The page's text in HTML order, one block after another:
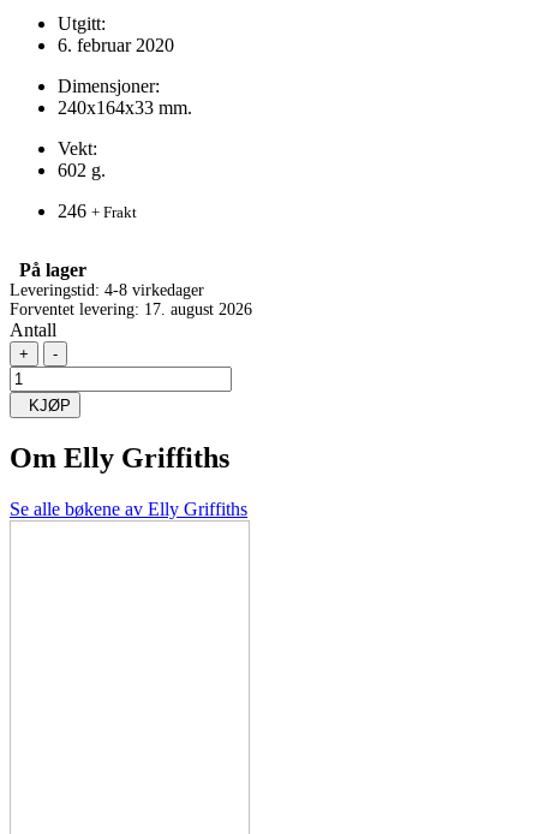
Utgitt:
6. februar 2020
Dimensjoner:
240x164x33 mm.
Vekt:
602 g.
246 + Frakt
På lager
Leveringstid: 4-8 virkedager
Forventet levering: 17. august 2026
Antall
+ -
KJØP
Om Elly Griffiths
Se alle bøkene av Elly Griffiths